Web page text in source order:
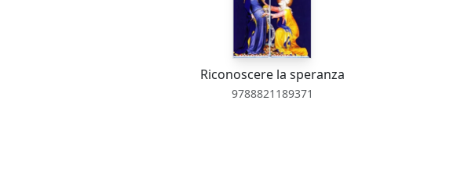
Riconoscere la speranza
9788821189371